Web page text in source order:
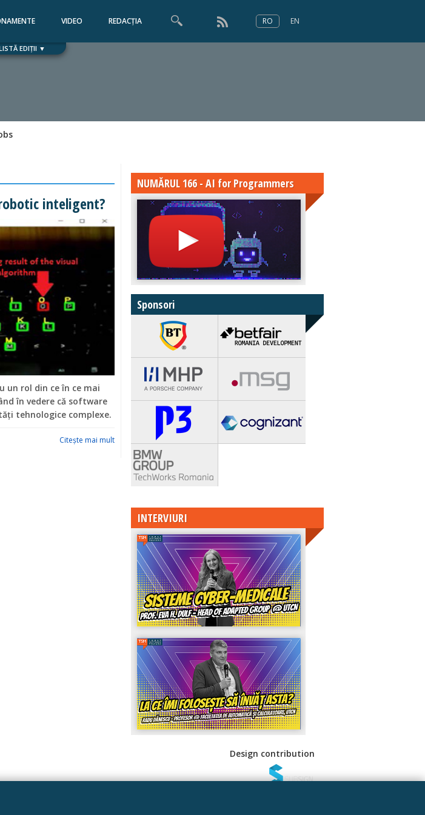
VIDEO REDACȚIA RO EN
EDIȚII ▼
inteligent?
un rol din ce în ce mai
în vedere că software
tehnologice complexe.
Citeşte mai mult
NUMĂRUL 166 - AI for Programmers
Sponsori
INTERVIURI
Design contribution